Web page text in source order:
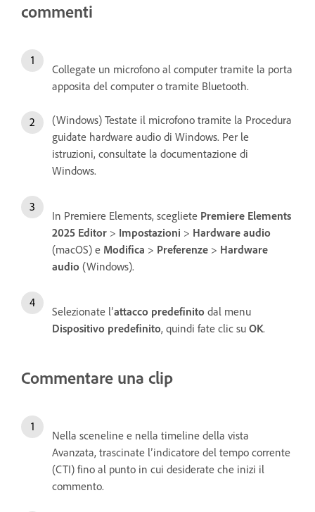
commenti
Collegate un microfono al computer tramite la porta
apposita del computer o tramite Bluetooth.
(Windows) Testate il microfono tramite la Procedura
guidate hardware audio di Windows. Per le
istruzioni, consultate la documentazione di
Windows.
In Premiere Elements, scegliete Premiere Elements
2025 Editor > Impostazioni > Hardware audio
(macOS) e Modifica > Preferenze > Hardware
audio (Windows).
Selezionate l’attacco predefinito dal menu
Dispositivo predefinito, quindi fate clic su OK.
Commentare una clip
Nella sceneline e nella timeline della vista
Avanzata, trascinate l’indicatore del tempo corrente
(CTI) fino al punto in cui desiderate che inizi il
commento.